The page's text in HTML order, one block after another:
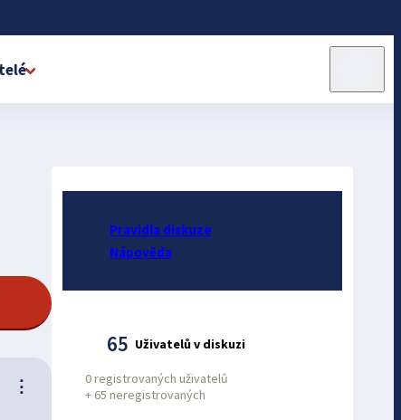
⋮
Pravidla diskuze
Nápověda
65 Uživatelů v diskuzi
0 registrovaných uživatelů
+ 65 neregistrovaných